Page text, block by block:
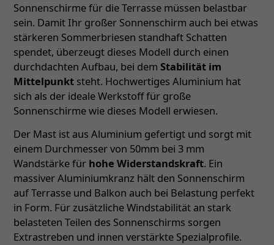
Sonnenschirme für die Terrasse müssen belastbar
sein. Damit Ihr großer Sonnenschirm auch bei etwas
stärkeren Sommerbriesen standhaft Schatten
spendet, überzeugt dieses Modell durch einen
durchdachten Aufbau, bei dem Stabilität im
Mittelpunkt steht. Hochwertiges Aluminium hat
sich als der ideale Werkstoff für große
Sonnenschirme wie dieses Modell erwiesen.
Der Mast ist aus Aluminium gefertigt und sorgt mit
einem Durchmesser von 50mm bei 3 mm
Wandstärke für hohe Widerstandskraft. Ein
massiver Aluminiumkranz hält den Sonnenschirm
auf Terrasse und Balkon auch bei Belastung perfekt
in Form. Für zusätzliche Windstabilität an stark
belasteten Teilen des Sonnenschirms sorgen
Extrastreben und innen verstärkte Spezialprofile.